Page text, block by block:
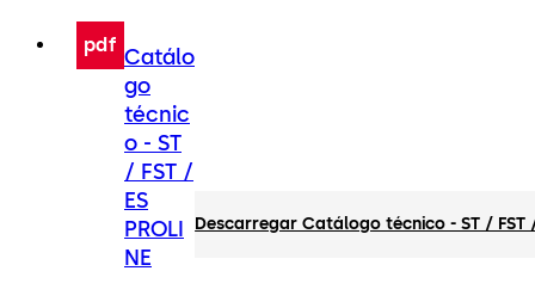
pdf Catálo
go
técnic
o - ST
/ FST /
ES
PROLI
NE
Descarregar Catálogo técnico - ST / FST /